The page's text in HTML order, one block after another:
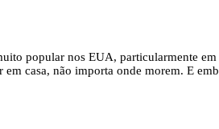
popular nos EUA, particularmente
em casa, não importa onde morem. E